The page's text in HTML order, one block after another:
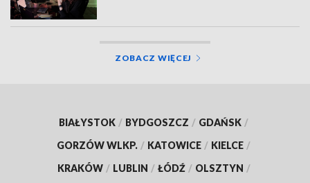
ZOBACZ WIĘCEJ
BIAŁYSTOK / BYDGOSZCZ / GDAŃSK /
GORZÓW WLKP. / KATOWICE / KIELCE /
KRAKÓW / LUBLIN / ŁÓDŹ / OLSZTYN /